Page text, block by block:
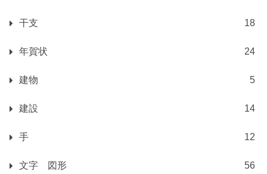
干支 18
年賀状 24
建物 5
建設 14
手 12
文字 図形 56